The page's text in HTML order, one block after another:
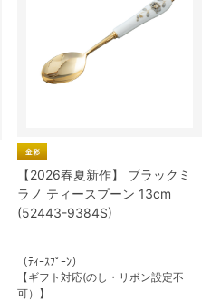
【2026春夏新作】 ブラックミ
ラノ ティースプーン 13cm
(52443-9384S)
（ﾃｨｰｽﾌﾟｰﾝ）
【ギフト対応(のし・リボン設定不
可）】